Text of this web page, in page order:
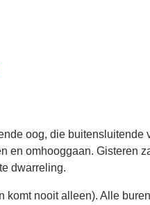
oog, die buitensluitende
en omhooggaan. Gisteren
dwarreling.
komt nooit alleen). Alle